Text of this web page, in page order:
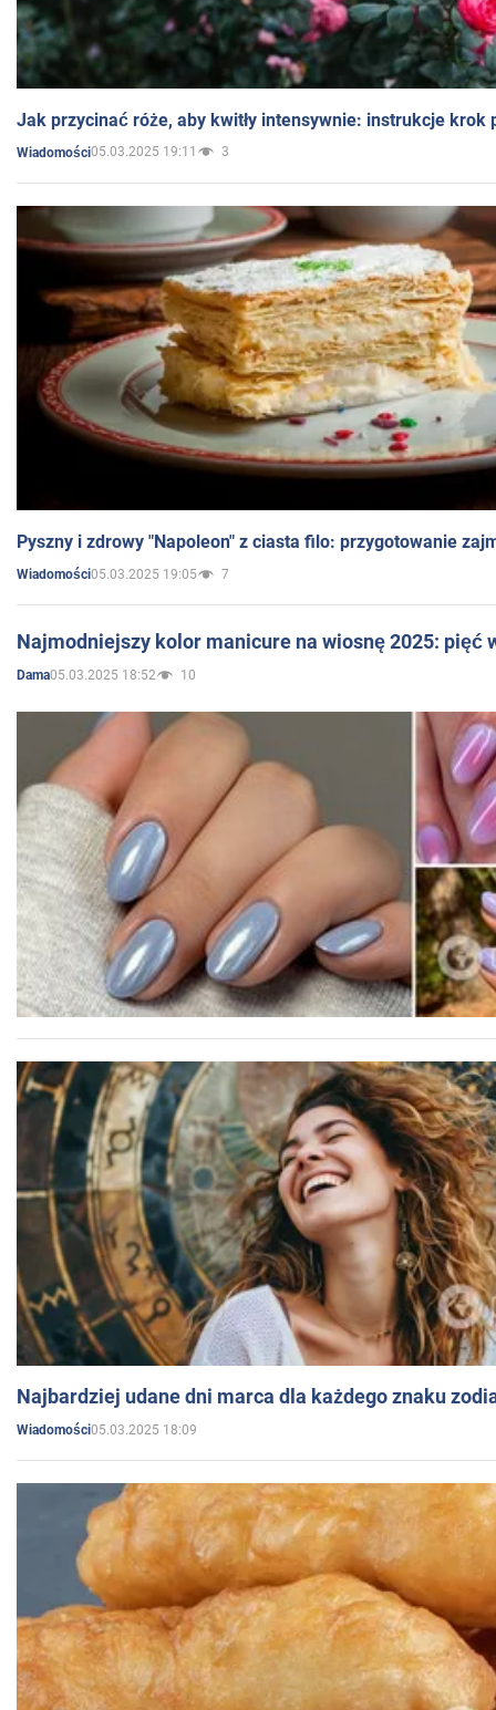
Jak przycinać róże, aby kwitły intensywnie: instrukcje krok
Wiadomości05.03.2025 19:11 3
Pyszny i zdrowy "Napoleon" z ciasta filo: przygotowanie
Wiadomości05.03.2025 19:05 7
Najmodniejszy kolor manicure na wiosnę 2025: pięć
Dama05.03.2025 18:52 10
Najbardziej udane dni marca dla każdego znaku
Wiadomości05.03.2025 18:09